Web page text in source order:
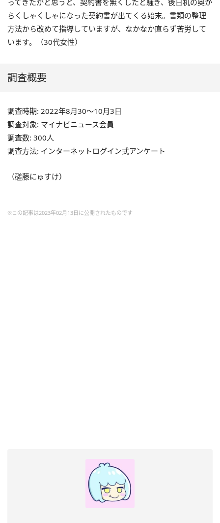
ってきたかと思うと、契約書を無くしたと騒ぎ、後日机の奥か
らくしゃくしゃになった契約書が出てくる始末。書類の整理
方法から改めて指導していますが、なかなか直らず苦労して
います。（30代女性）
調査概要
調査時期: 2022年8月30～10月3日
調査対象: マイナビニュース会員
調査数: 300人
調査方法: インターネットログイン式アンケート
（磋藤にゅすけ）
※この記事は2023年02月13日に公開されたものです